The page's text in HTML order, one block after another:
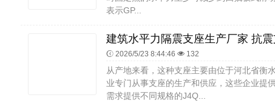
表示GP...
2026/5/23 8:44:46 132
从产地来看，这种支座主要由位于河北省衡
业专门从事支座的生产和供应，这些企业提
需求提供不同规格的J4Q...